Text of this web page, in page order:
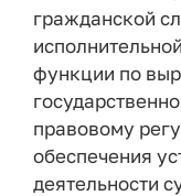
гражданской
функции по
правовому
обеспечения
деятельности